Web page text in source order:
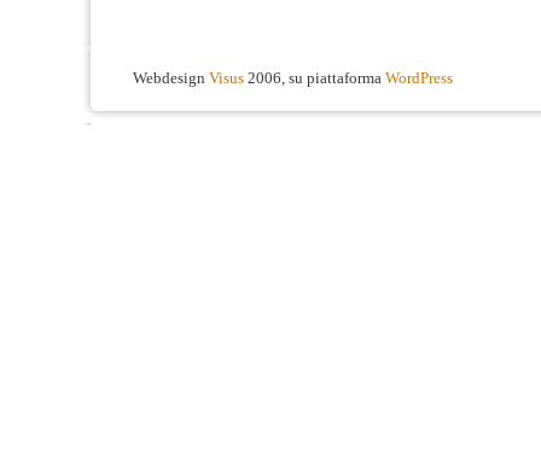
Webdesign Visus 2006, su piattaforma WordPress